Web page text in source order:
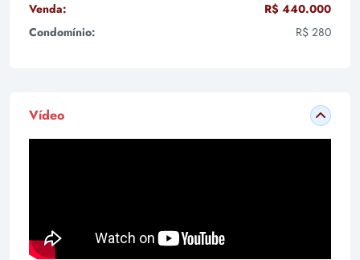
Venda:
R$ 440.000
Condomínio:
R$ 280
Vídeo